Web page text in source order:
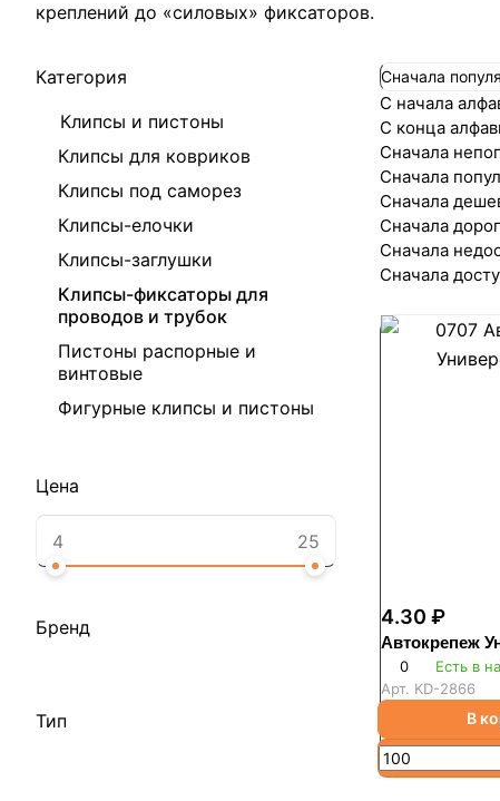
креплений до «силовых» фиксаторов.
Сначала
С начала
С конца
Сначала
Сначала
Сначала
Сначала
Сначала
Сначала
4.30 ₽
Автокрепеж
0
Есть в
Арт. KD-2866
В
Категория
Клипсы и пистоны
Клипсы для ковриков
Клипсы под саморез
Клипсы-елочки
Клипсы-заглушки
Клипсы-фиксаторы для
проводов и трубок
Пистоны распорные и
винтовые
Фигурные клипсы и пистоны
Цена
Бренд
Тип